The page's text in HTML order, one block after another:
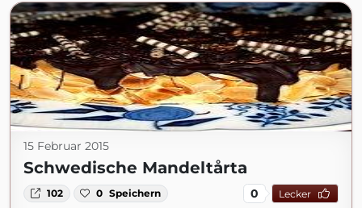
15 Februar 2015
Schwedische Mandeltårta
102 0 Speichern 0 Lecker